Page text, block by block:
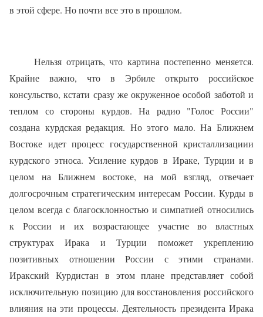
в этой сфере. Но почти все это в прошлом.
Нельзя отрицать, что картина постепенно меняется.
Крайне важно, что в Эрбиле открыто российское
консульство, кстати сразу же окруженное особой заботой и
теплом со стороны курдов. На радио "Голос России"
создана курдская редакция. Но этого мало. На Ближнем
Востоке идет процесс государственной кристаллизациии
курдского этноса. Усиление курдов в Ираке, Турции и в
целом на Ближнем востоке, на мой взгляд, отвечает
долгосрочным стратегическим интересам России. Курды в
целом всегда с благосклонностью и симпатией относились
к России и их возрастающее участие во властных
структурах Ирака и Турции поможет укреплению
позитивных отношении России с этими странами.
Иракский Курдистан в этом плане представляет собой
исключительную позицию для восстановления российского
влияния на эти процессы. Деятельность президента Ирака